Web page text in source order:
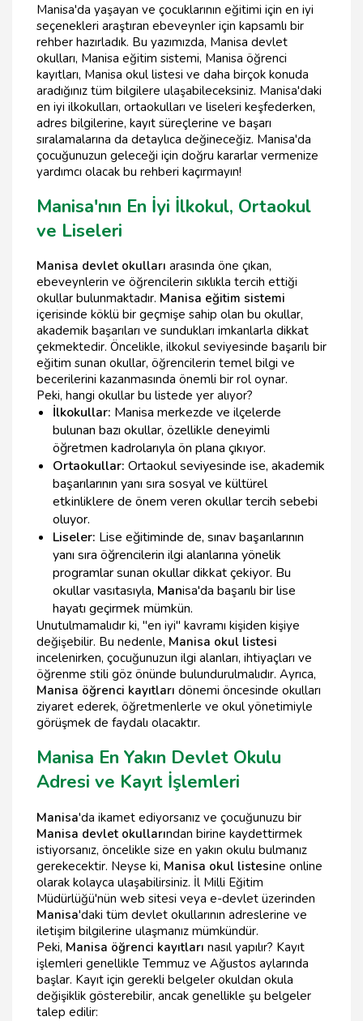
Manisa'da yaşayan ve çocuklarının eğitimi için en iyi
seçenekleri araştıran ebeveynler için kapsamlı bir
rehber hazırladık. Bu yazımızda, Manisa devlet
okulları, Manisa eğitim sistemi, Manisa öğrenci
kayıtları, Manisa okul listesi ve daha birçok konuda
aradığınız tüm bilgilere ulaşabileceksiniz. Manisa'daki
en iyi ilkokulları, ortaokulları ve liseleri keşfederken,
adres bilgilerine, kayıt süreçlerine ve başarı
sıralamalarına da detaylıca değineceğiz. Manisa'da
çocuğunuzun geleceği için doğru kararlar vermenize
yardımcı olacak bu rehberi kaçırmayın!
Manisa'nın En İyi İlkokul, Ortaokul
ve Liseleri
Manisa devlet okulları arasında öne çıkan,
ebeveynlerin ve öğrencilerin sıklıkla tercih ettiği
okullar bulunmaktadır. Manisa eğitim sistemi
içerisinde köklü bir geçmişe sahip olan bu okullar,
akademik başarıları ve sundukları imkanlarla dikkat
çekmektedir. Öncelikle, ilkokul seviyesinde başarılı bir
eğitim sunan okullar, öğrencilerin temel bilgi ve
becerilerini kazanmasında önemli bir rol oynar.
Peki, hangi okullar bu listede yer alıyor?
İlkokullar: Manisa merkezde ve ilçelerde
bulunan bazı okullar, özellikle deneyimli
öğretmen kadrolarıyla ön plana çıkıyor.
Ortaokullar: Ortaokul seviyesinde ise, akademik
başarılarının yanı sıra sosyal ve kültürel
etkinliklere de önem veren okullar tercih sebebi
oluyor.
Liseler: Lise eğitiminde de, sınav başarılarının
yanı sıra öğrencilerin ilgi alanlarına yönelik
programlar sunan okullar dikkat çekiyor. Bu
okullar vasıtasıyla, Manisa'da başarılı bir lise
hayatı geçirmek mümkün.
Unutulmamalıdır ki, "en iyi" kavramı kişiden kişiye
değişebilir. Bu nedenle, Manisa okul listesi
incelenirken, çocuğunuzun ilgi alanları, ihtiyaçları ve
öğrenme stili göz önünde bulundurulmalıdır. Ayrıca,
Manisa öğrenci kayıtları dönemi öncesinde okulları
ziyaret ederek, öğretmenlerle ve okul yönetimiyle
görüşmek de faydalı olacaktır.
Manisa En Yakın Devlet Okulu
Adresi ve Kayıt İşlemleri
Manisa'da ikamet ediyorsanız ve çocuğunuzu bir
Manisa devlet okullarından birine kaydettirmek
istiyorsanız, öncelikle size en yakın okulu bulmanız
gerekecektir. Neyse ki, Manisa okul listesine online
olarak kolayca ulaşabilirsiniz. İl Milli Eğitim
Müdürlüğü'nün web sitesi veya e-devlet üzerinden
Manisa'daki tüm devlet okullarının adreslerine ve
iletişim bilgilerine ulaşmanız mümkündür.
Peki, Manisa öğrenci kayıtları nasıl yapılır? Kayıt
işlemleri genellikle Temmuz ve Ağustos aylarında
başlar. Kayıt için gerekli belgeler okuldan okula
değişiklik gösterebilir, ancak genellikle şu belgeler
talep edilir: